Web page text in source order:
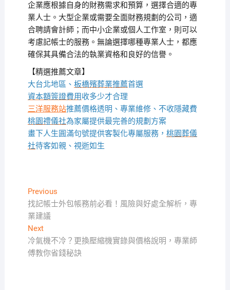
企業應根據自身的財務需求和預算，選擇合適的專
業人士。大型企業或需要全面財務規劃的公司，適
合聘請會計師；而中小企業或個人工作室，則可以
考慮記帳士的服務。無論選擇哪種專業人士，都應
確保其具備合法的執業資格和良好的信譽。
【精選推薦文章】
大台北地區、 板橋殯葬業推薦首選
資本額簽證費用收多少才合理
三洋服務站推薦價格透明、專業維修、不收隱藏費
桃園禮儀社為家屬提供最完善的規劃方案
畫下人生圓滿句號提供客製化專屬服務， 桃園葬儀
社待客如親、視逝如生
文
章
導
覽
PreviousPrevious
post:
找記帳士外包帳務前必看！風險與好處全解析，專
業建議
NextNext
post:
冷氣機不冷？更換壓縮機實錄與價格說明，專業師
傅教你省錢秘訣